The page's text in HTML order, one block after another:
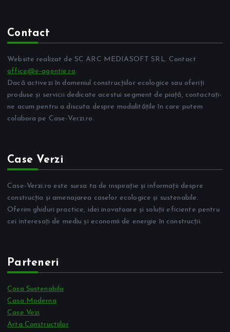
Contact
Website realizat de SC ARC MEDIASOFT SRL. Contact
office@e-agentie.ro.
Dacă activezi în domeniul construcțiilor ecologice sau oferiți
produse și servicii dedicate acestui segment de piață, contactați-
ne acum pentru a discuta despre modalitățile în care putem
colabora pe Case-Verzi.ro.
Case Verzi
Case-Verzi.ro este sursa ta de inspirație și informații despre
construcția și amenajarea caselor ecologice și sustenabile.
Oferim ghiduri practice, idei inovatoare și soluții eficiente pentru
cei interesați de mediu și economii de energie în construcții.
Parteneri
Casa Sustenabila
Casa Moderna
Case Vezi
Arta Constructiilor